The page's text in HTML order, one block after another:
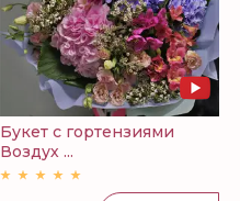
Букет с гортензиями
Воздух ...